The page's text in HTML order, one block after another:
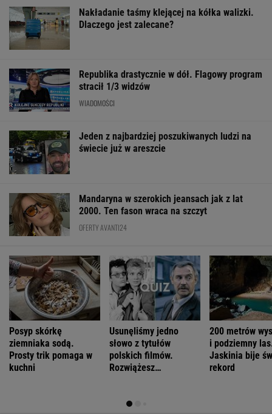
Nakładanie taśmy klejącej na kółka walizki.
Dlaczego jest zalecane?
Republika drastycznie w dół. Flagowy program
stracił 1/3 widzów
WIADOMOŚCI
Jeden z najbardziej poszukiwanych ludzi na
świecie już w areszcie
Mandaryna w szerokich jeansach jak z lat
2000. Ten fason wraca na szczyt
OFERTY AVANTI24
Posyp skórkę
ziemniaka sodą.
Prosty trik pomaga w
kuchni
Usunęliśmy jedno
słowo z tytułów
polskich filmów.
Rozwiążesz
200 metrów
i podziemny
Jaskinia bije
rekord